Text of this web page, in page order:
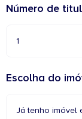
Número de
1
Escolha do
Já tenho imóvel